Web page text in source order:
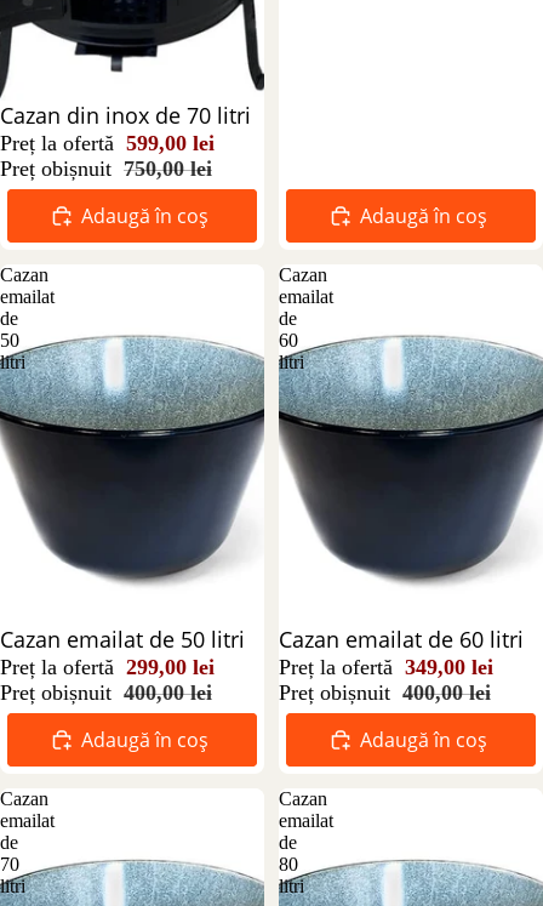
Reducere 20%
Cazan din inox de 70 litri
Preț la ofertă 599,00 lei
Preț obișnuit 750,00 lei
Adaugă în coș Adaugă în coș
Cazan
emailat
de
50
litri
Reducere 25%
Cazan emailat de 50 litri
Preț la ofertă 299,00 lei
Preț obișnuit 400,00 lei
Adaugă în coș
Cazan
emailat
de
60
litri
Reducere 13%
Cazan emailat de 60 litri
Preț la ofertă 349,00 lei
Preț obișnuit 400,00 lei
Adaugă în coș
Cazan
emailat
de
70
litri
Cazan
emailat
de
80
litri